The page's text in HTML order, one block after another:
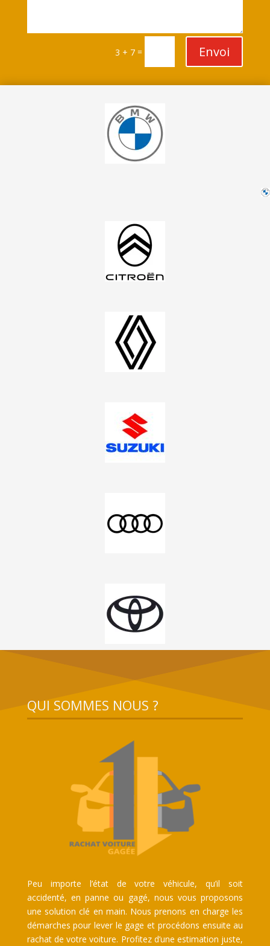
3 + 7 = Envoi
QUI SOMMES NOUS ?
Peu importe l’état de votre véhicule, qu’il soit
accidenté, en panne ou gagé, nous vous proposons
une solution clé en main. Nous prenons en charge les
démarches pour lever le gage et procédons ensuite au
rachat de votre voiture. Profitez d’une estimation juste,